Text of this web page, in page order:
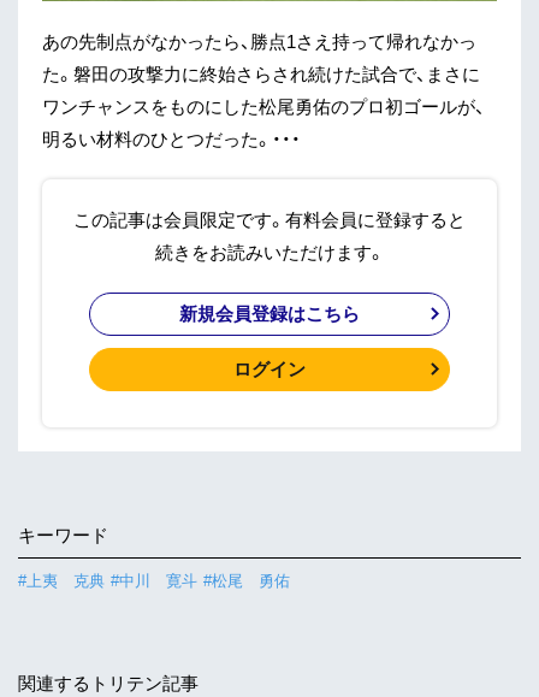
あの先制点がなかったら、勝点1さえ持って帰れなかっ
た。磐田の攻撃力に終始さらされ続けた試合で、まさに
ワンチャンスをものにした松尾勇佑のプロ初ゴールが、
明るい材料のひとつだった。・・・
この記事は会員限定です。有料会員に登録すると
続きをお読みいただけます。
新規会員登録はこちら
ログイン
キーワード
#上夷 克典 #中川 寛斗 #松尾 勇佑
関連するトリテン記事